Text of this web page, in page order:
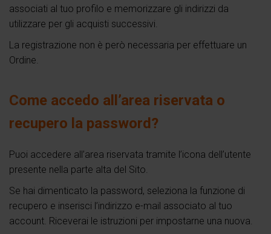
associati al tuo profilo e memorizzare gli indirizzi da
utilizzare per gli acquisti successivi.
La registrazione non è però necessaria per effettuare un
Ordine.
Come accedo all’area riservata o
recupero la password?
Puoi accedere all’area riservata tramite l’icona dell’utente
presente nella parte alta del Sito.
Se hai dimenticato la password, seleziona la funzione di
recupero e inserisci l’indirizzo e-mail associato al tuo
account. Riceverai le istruzioni per impostarne una nuova.